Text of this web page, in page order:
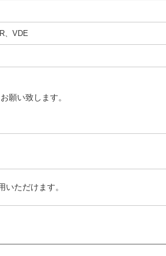
、VDE
願い致します。
ただけます。